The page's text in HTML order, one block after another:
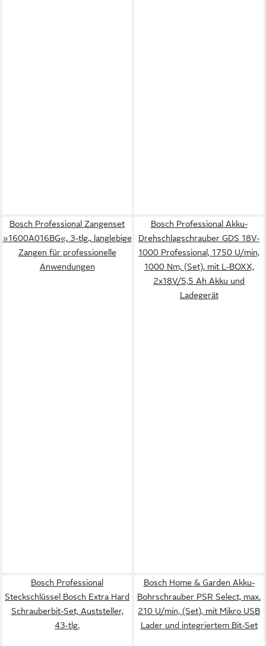
Bosch Professional Zangenset
»1600A016BG«, 3-tlg., langlebige
Zangen für professionelle
Anwendungen
Bosch Professional Akku-
Drehschlagschrauber GDS 18V-
1000 Professional, 1750 U/min,
1000 Nm, (Set), mit L-BOXX,
2x18V/5,5 Ah Akku und
Ladegerät
Bosch Professional
Steckschlüssel Bosch Extra Hard
Schrauberbit-Set, Auststeller,
43‑tlg.
Bosch Home & Garden Akku-
Bohrschrauber PSR Select, max.
210 U/min, (Set), mit Mikro USB
Lader und integriertem Bit-Set